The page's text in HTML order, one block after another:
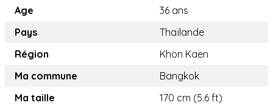
Age
36 ans
Pays
Thaïlande
Région
Khon Kaen
Ma commune
Bangkok
Ma taille
170 cm (5.6 ft)